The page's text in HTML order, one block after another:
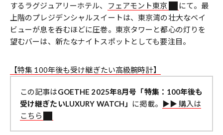
するラグジュアリーホテル、
フェアモント東京
にて。最
上階のプレジデンシャルスイートは、東京湾の壮大なベイ
ビューが息を呑むほどに圧巻。東京タワーと都心の灯りを
望むバーは、新たなナイトスポットとしても要注目。
【特集 100年後も受け継ぎたい高級腕時計】
この記事はGOETHE 2025年8月号「特集：100年後も
受け継ぎたいLUXURY WATCH」 に掲載。
▶︎▶︎ 購入は
こちら